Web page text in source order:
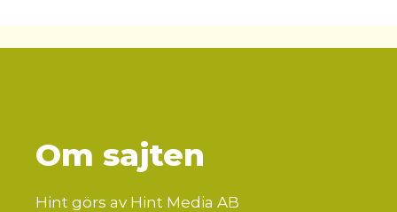
Om sajten
Hint görs av Hint Media AB